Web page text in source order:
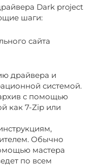
Dark project
шаги:
сайта
драйвера и
системой.
с помощью
как 7-Zip или
Обычно
мастера
по всем